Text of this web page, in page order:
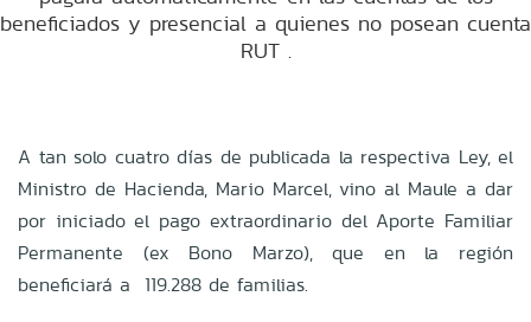
beneficiados y presencial a quienes no posean cuenta
RUT .
A tan solo cuatro días de publicada la respectiva Ley, el
Ministro de Hacienda, Mario Marcel, vino al Maule a dar
por iniciado el pago extraordinario del Aporte Familiar
Permanente (ex Bono Marzo), que en la región
beneficiará a 119.288 de familias.